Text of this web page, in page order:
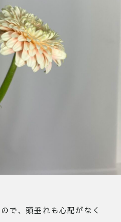
で、頭垂れも心配がなく